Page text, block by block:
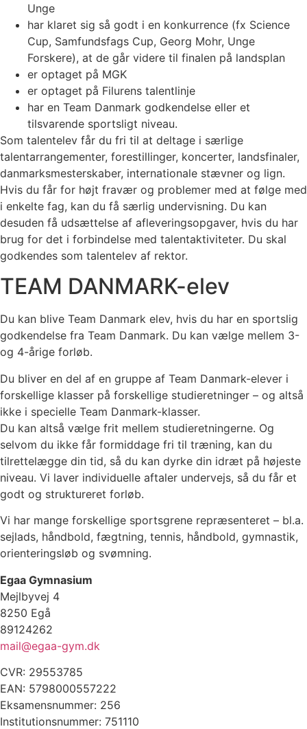
Unge
har klaret sig så godt i en konkurrence (fx Science
Cup, Samfundsfags Cup, Georg Mohr, Unge
Forskere), at de går videre til finalen på landsplan
er optaget på MGK
er optaget på Filurens talentlinje
har en Team Danmark godkendelse eller et
tilsvarende sportsligt niveau.
Som talentelev får du fri til at deltage i særlige
talentarrangementer, forestillinger, koncerter, landsfinaler,
danmarksmesterskaber, internationale stævner og lign.
Hvis du får for højt fravær og problemer med at følge med
i enkelte fag, kan du få særlig undervisning. Du kan
desuden få udsættelse af afleveringsopgaver, hvis du har
brug for det i forbindelse med talentaktiviteter. Du skal
godkendes som talentelev af rektor.
TEAM DANMARK-elev
Du kan blive Team Danmark elev, hvis du har en sportslig
godkendelse fra Team Danmark. Du kan vælge mellem 3-
og 4-årige forløb.
Du bliver en del af en gruppe af Team Danmark-elever i
forskellige klasser på forskellige studieretninger – og altså
ikke i specielle Team Danmark-klasser.
Du kan altså vælge frit mellem studieretningerne. Og
selvom du ikke får formiddage fri til træning, kan du
tilrettelægge din tid, så du kan dyrke din idræt på højeste
niveau. Vi laver individuelle aftaler undervejs, så du får et
godt og struktureret forløb.
Vi har mange forskellige sportsgrene repræsenteret – bl.a.
sejlads, håndbold, fægtning, tennis, håndbold, gymnastik,
orienteringsløb og svømning.
Egaa Gymnasium
Mejlbyvej 4
8250 Egå
89124262
mail@egaa-gym.dk
CVR: 29553785
EAN: 5798000557222
Eksamensnummer: 256
Institutionsnummer: 751110